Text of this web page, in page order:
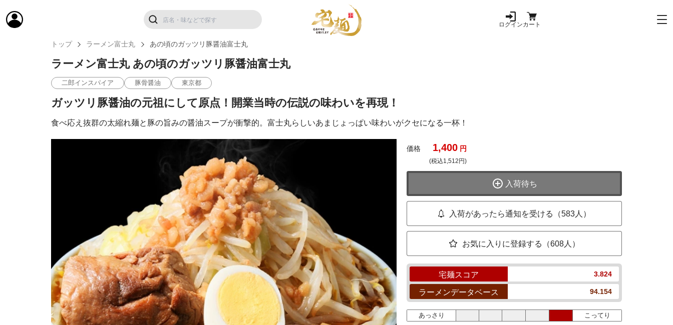
ログインカート
トップ ラーメン富士丸 あの頃のガッツリ豚醤油富士丸
ラーメン富士丸 あの頃のガッツリ豚醤油富士丸
二郎インスパイア 豚骨醤油 東京都
ガッツリ豚醤油の元祖にして原点！開業当時の伝説の味わいを再現！
食べ応え抜群の太縮れ麺と豚の旨みの醤油スープが衝撃的。富士丸らしいあまじょっぱい味わいがクセになる一杯！
価格 1,400 円
(税込1,512円)
入荷待ち
入荷があったら通知を受ける（583人）
お気に入りに登録する（608人）
宅麺スコア 3.824
ラーメンデータベース 94.154
あっさり こってり